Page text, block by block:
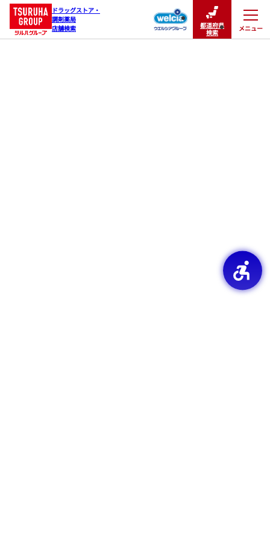
ドラッグストア・
調剤薬局
店舗検索
都道府県
検索
メニュー
閉じる